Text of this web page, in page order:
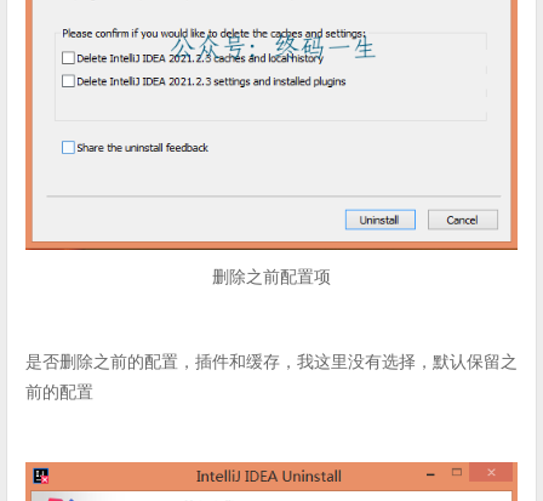
删除之前配置项
是否删除之前的配置，插件和缓存，我这里没有选择，默认保留之
前的配置